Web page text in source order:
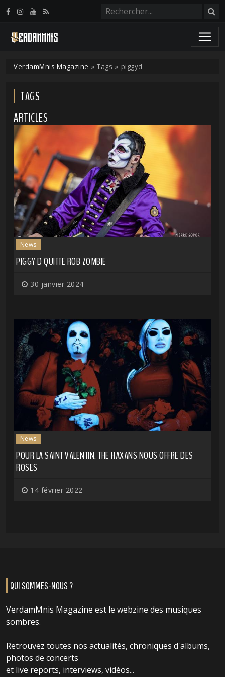
VerdamMnis Magazine » Tags » piggyd
TAGS
ARTICLES
News
PIGGY D QUITTE ROB ZOMBIE
30 janvier 2024
News
POUR LA SAINT VALENTIN, THE HAXANS NOUS OFFRE DES
ROSES
14 février 2022
QUI SOMMES-NOUS ?
VerdamMnis Magazine est le webzine des musiques
sombres.
Retrouvez toutes nos actualités, chroniques d'albums,
photos de concerts
et live reports, interviews, vidéos...
Panneau de gestion des cookies